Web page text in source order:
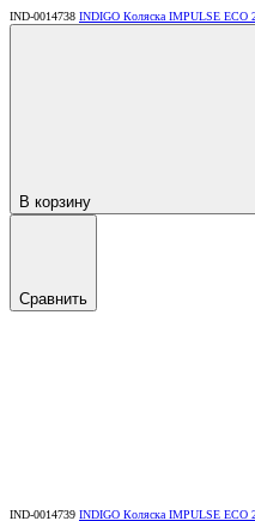
IND-0014738 INDIGO Коляска IMPULSE ECO
В корзину
Сравнить
IND-0014739 INDIGO Коляска IMPULSE ECO